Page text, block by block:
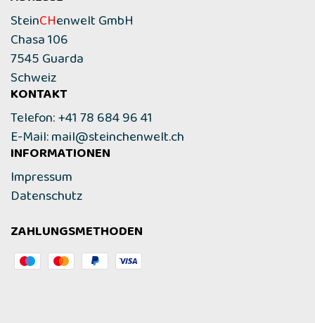
SteinCHenwelt GmbH
Chasa 106
7545 Guarda
Schweiz
KONTAKT
Telefon: +41 78 684 96 41
E-Mail:mail@steinchenwelt.ch
INFORMATIONEN
Impressum
Datenschutz
ZAHLUNGSMETHODEN